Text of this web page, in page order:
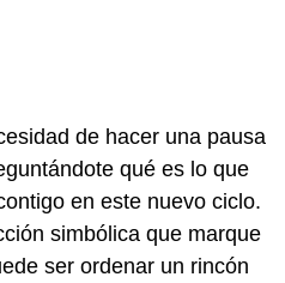
de hacer una pausa
qué es lo que
en este nuevo ciclo.
simbólica que marque
ser ordenar un rincón